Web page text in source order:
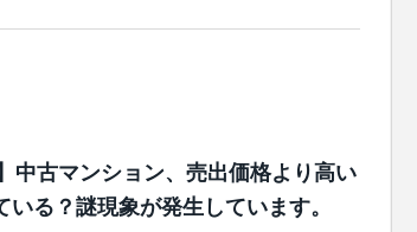
中古マンション、売出価格より高い
いる？謎現象が発生しています。